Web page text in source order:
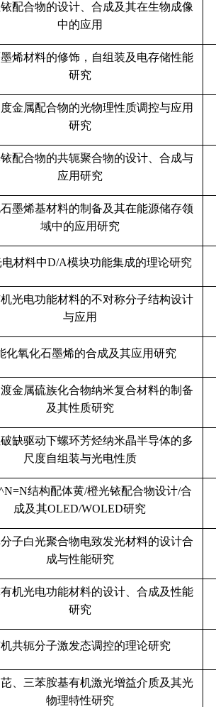
配合物的设计、合成及其在生物成像
中的应用
烯材料的修饰，自组装及电存储性能
研究
金属配合物的光物理性质调控与应用
研究
配合物的共轭聚合物的设计、合成与
应用研究
墨烯基材料的制备及其在能源储存领
域中的应用研究
材料中D/A模块功能集成的理论研究
光电功能材料的不对称分子结构设计
与应用
化氧化石墨烯的合成及其应用研究
金属硫族化合物纳米复合材料的制备
及其性质研究
缺驱动下螺环芳烃纳米晶半导体的多
尺度自组装与光电性质
结构配体黄/橙光铱配合物设计/合
成及其OLED/WOLED研究
子白光聚合物电致发光材料的设计合
成与性能研究
机光电功能材料的设计、合成及性能
研究
共轭分子激发态调控的理论研究
、三苯胺基有机激光增益介质及其光
物理特性研究